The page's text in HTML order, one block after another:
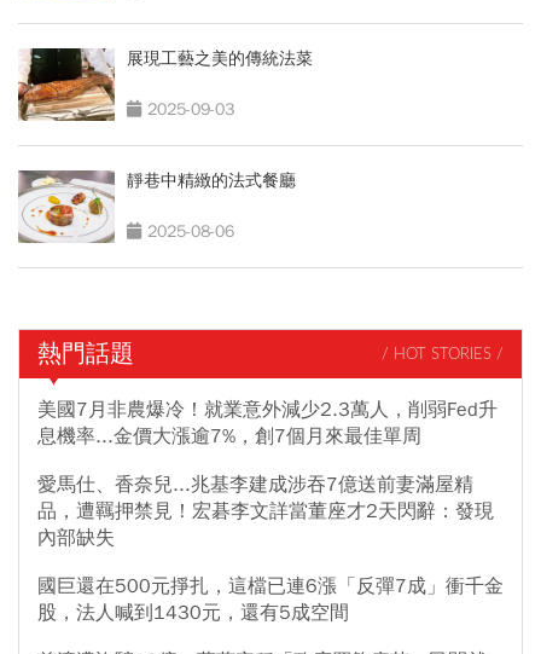
展現工藝之美的傳統法菜
2025-09-03
靜巷中精緻的法式餐廳
2025-08-06
熱門話題 / HOT STORIES /
美國7月非農爆冷！就業意外減少2.3萬人，削弱Fed升
息機率...金價大漲逾7%，創7個月來最佳單周
愛馬仕、香奈兒...兆基李建成涉吞7億送前妻滿屋精
品，遭羈押禁見！宏碁李文詳當董座才2天閃辭：發現
內部缺失
國巨還在500元掙扎，這檔已連6漲「反彈7成」衝千金
股，法人喊到1430元，還有5成空間